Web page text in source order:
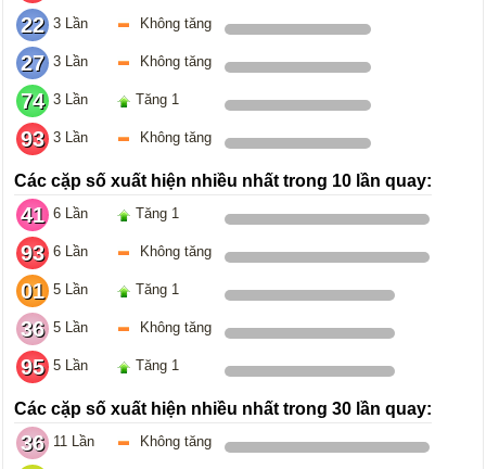
22 3 Lần Không tăng
27 3 Lần Không tăng
74 3 Lần Tăng 1
93 3 Lần Không tăng
Các cặp số xuất hiện nhiều nhất trong 10 lần quay:
41 6 Lần Tăng 1
93 6 Lần Không tăng
01 5 Lần Tăng 1
36 5 Lần Không tăng
95 5 Lần Tăng 1
Các cặp số xuất hiện nhiều nhất trong 30 lần quay:
36 11 Lần Không tăng